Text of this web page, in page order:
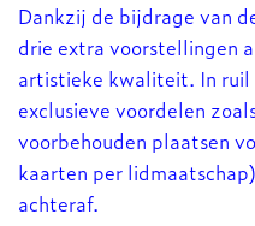
Dankzij de bijdrage van
drie extra voorstellingen
artistieke kwaliteit. In ruil
exclusieve voordelen
voorbehouden plaatsen
kaarten per
achteraf.